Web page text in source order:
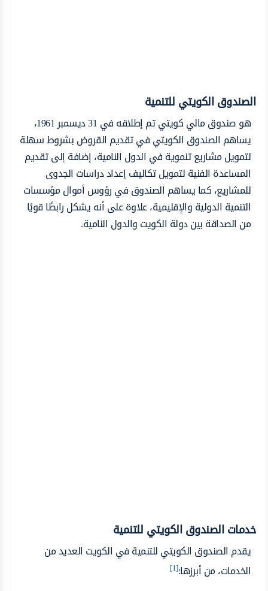
الصندوق الكويتي للتنمية
هو صندوق مالي كويتي تم إطلاقه في 31 ديسمبر 1961،
يساهم الصندوق الكويتي في تقديم القروض بشروط سهلة
لتمويل مشاريع تنموية في الدول النامية، إضافة إلى تقديم
المساعدة الفنية لتمويل تكاليف إعداد دراسات الجدوى
للمشاريع، كما يساهم الصندوق في رؤوس أموال مؤسسات
التنمية الدولية والإقليمية، علاوة على أنه يشكل رابطًا قويًا
من الصداقة بين دولة الكويت والدول النامية.
خدمات الصندوق الكويتي للتنمية
يقدم الصندوق الكويتي للتنمية في الكويت العديد من
الخدمات، من أبرزها:[1]